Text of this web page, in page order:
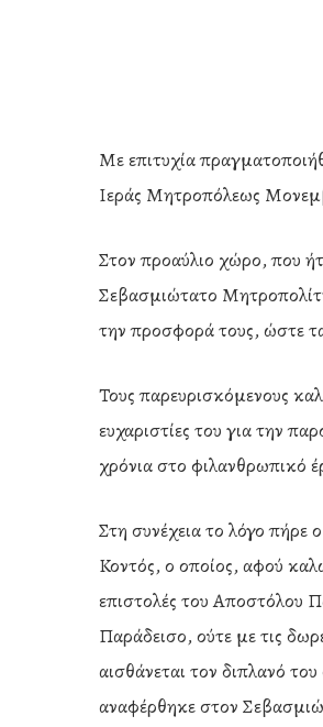
Hit enter to search or ESC
Με επιτυχία
Ιεράς Μητροπόλεως
Στον προαύλιο χώρο, που
Σεβασμιώτατο
την προσφορά τους, ώστε
Τους παρευρισκόμενους
ευχαριστίες του για την
χρόνια στο φιλανθρωπικό
Στη συνέχεια το λόγο πήρε
Κοντός, ο οποίος, αφού
επιστολές του Αποστόλου
Παράδεισο, ούτε με τις
αισθάνεται τον διπλανό
αναφέρθηκε στον